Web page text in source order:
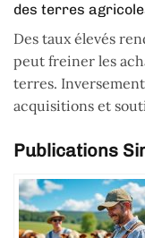
des terres
Des taux élevés
peut freiner les
terres.
acquisitions et
Publications